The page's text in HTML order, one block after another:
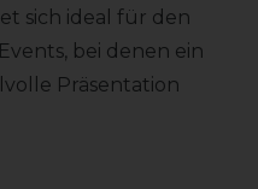
sich ideal für den
bei denen ein
Präsentation